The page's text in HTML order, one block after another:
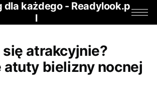
dla każdego - Readylook.p
l
atrakcyjnie?
atuty bielizny nocnej